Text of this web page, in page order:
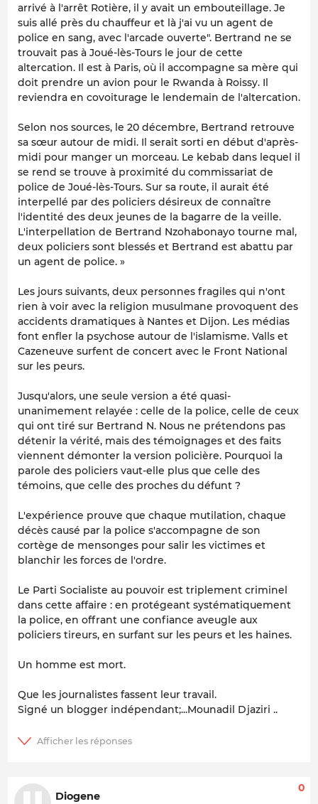
arrivé à l'arrêt Rotière, il y avait un embouteillage. Je
suis allé près du chauffeur et là j'ai vu un agent de
police en sang, avec l'arcade ouverte". Bertrand ne se
trouvait pas à Joué-lès-Tours le jour de cette
altercation. Il est à Paris, où il accompagne sa mère qui
doit prendre un avion pour le Rwanda à Roissy. Il
reviendra en covoiturage le lendemain de l'altercation.
Selon nos sources, le 20 décembre, Bertrand retrouve
sa sœur autour de midi. Il serait sorti en début d'après-
midi pour manger un morceau. Le kebab dans lequel il
se rend se trouve à proximité du commissariat de
police de Joué-lès-Tours. Sur sa route, il aurait été
interpellé par des policiers désireux de connaître
l'identité des deux jeunes de la bagarre de la veille.
L'interpellation de Bertrand Nzohabonayo tourne mal,
deux policiers sont blessés et Bertrand est abattu par
un agent de police. »
Les jours suivants, deux personnes fragiles qui n'ont
rien à voir avec la religion musulmane provoquent des
accidents dramatiques à Nantes et Dijon. Les médias
font enfler la psychose autour de l'islamisme. Valls et
Cazeneuve surfent de concert avec le Front National
sur les peurs.
Jusqu'alors, une seule version a été quasi-
unanimement relayée : celle de la police, celle de ceux
qui ont tiré sur Bertrand N. Nous ne prétendons pas
détenir la vérité, mais des témoignages et des faits
viennent démonter la version policière. Pourquoi la
parole des policiers vaut-elle plus que celle des
témoins, que celle des proches du défunt ?
L'expérience prouve que chaque mutilation, chaque
décès causé par la police s'accompagne de son
cortège de mensonges pour salir les victimes et
blanchir les forces de l'ordre.
Le Parti Socialiste au pouvoir est triplement criminel
dans cette affaire : en protégeant systématiquement
la police, en offrant une confiance aveugle aux
policiers tireurs, en surfant sur les peurs et les haines.
Un homme est mort.
Que les journalistes fassent leur travail.
Signé un blogger indépendant;...Mounadil Djaziri ..
Diogene
0